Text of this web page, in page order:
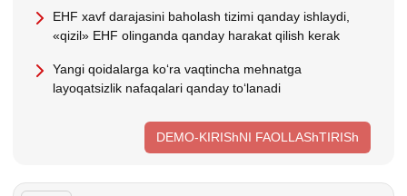
EHF хavf darajasini baholash tizimi qanday ishlaydi,
«qizil» EHF olinganda qanday harakat qilish kerak
Yangi qoidalarga koʻra vaqtincha mehnatga
layoqatsizlik nafaqalari qanday toʻlanadi
DEMO-KIRIShNI FAOLLAShTIRISh